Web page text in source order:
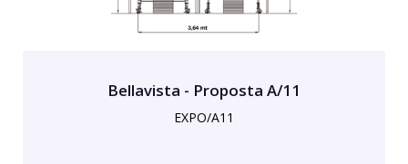
Bellavista - Proposta A/11
EXPO/A11